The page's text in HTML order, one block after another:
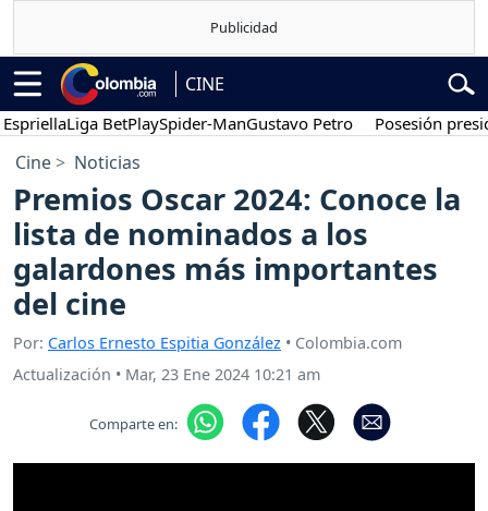
CINE
Liga BetPlaySpider-ManGustavo Petro Posesión
Cine Noticias
Premios Oscar 2024: Conoce la
lista de nominados a los
galardones más importantes
del cine
Por: Carlos Ernesto Espitia González • Colombia.com
Actualización • Mar, 23 Ene 2024 10:21 am
Comparte en: